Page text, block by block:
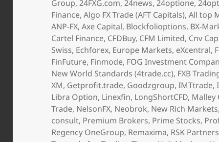
Group,24FXG.com,24news,24optione,
Finance,Algo FX Trade (AFT Capitals),All top
ANP-FX,Axe Capital, Blockfolioptions, BX-
Cartel Finance, CFDBuy, CFM Limited, Cnv
Swiss, Echforex, Europe Markets, eXcentral,
FinFuture, Finmode, FOG Investment
New World Standards (4trade.cc), FXB
XM, Getprofit.trade, Goodzgroup,IMTtrade,
Libra Option, Linexfin, LongShortCFD, Malley
Trade, NelsonFX, Neobrok, New Rich Markets
consult, Premium Brokers, Prime Stocks,
Regency OneGroup, Remaxima, RSK Partners